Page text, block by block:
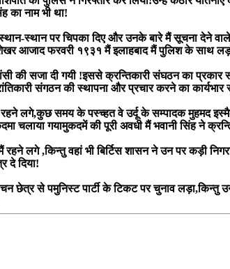
का नाम भी था!
स्थान पर चिपका दिए और उनके बारे मैं सूचना देने
आजाद फरवरी १९३१ मैं इलाहबाद मैं पुलिश के साथ
की सजा दी गयी !इससे क्रन्तिकारी संघठन का
संगठन की स्थापना और प्रचार करने का कार्यभार
लगे,कुछ समय के पस्च्हत वे उर्दू के सम्पादक मुहमद
चलाया गयामुकदमें की पूरी अवधी मैं भवानी सिंह ने
मैं रहने लगे ,किन्तु वहां भी बिर्टिस शासन ने उन पर कड़ी
दे दिया!
छेत्र से पमुनिस्ट पार्टी के टिकट पर चुनाव